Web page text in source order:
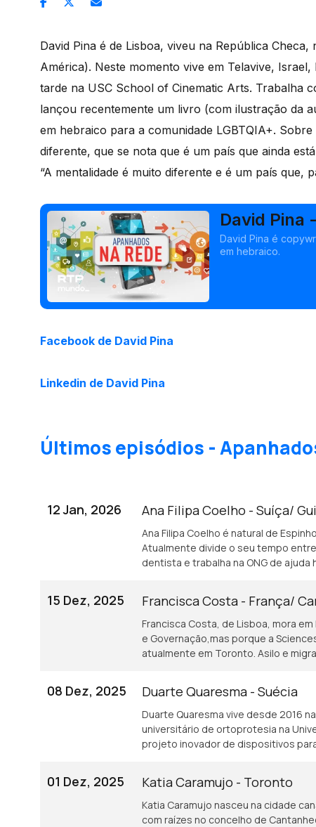
David Pina é de Lisboa, viveu na República
América). Neste momento vive em Telavive,
tarde na USC School of Cinematic Arts. Trabalha
lançou recentemente um livro (com ilustração da
em hebraico para a comunidade LGBTQIA+.
diferente, que se nota que é um país que ainda
“A mentalidade é muito diferente e é um país que,
David Pina
David Pina é
em hebraico.
Facebook de David Pina
Linkedin de David Pina
Últimos episódios -
12 Jan, 2026 Ana Filipa Coelho - Suíça/
Ana Filipa Coelho é natural de
Atualmente divide o seu tempo entre
dentista e trabalha na ONG de ajuda
15 Dez, 2025 Francisca Costa - França/
Francisca Costa, de Lisboa, mora
e Governação,mas porque a
atualmente em Toronto. Asilo e
08 Dez, 2025 Duarte Quaresma - Suécia
Duarte Quaresma vive desde 2016
universitário de ortoprotesia na
projeto inovador de dispositivos
01 Dez, 2025 Katia Caramujo - Toronto
Katia Caramujo nasceu na cidade
com raízes no concelho de